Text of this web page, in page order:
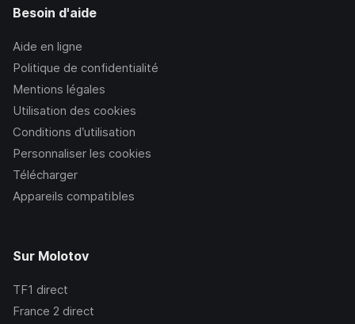
Besoin d'aide
Aide en ligne
Politique de confidentialité
Mentions légales
Utilisation des cookies
Conditions d’utilisation
Personnaliser les cookies
Télécharger
Appareils compatibles
Sur Molotov
TF1 direct
France 2 direct